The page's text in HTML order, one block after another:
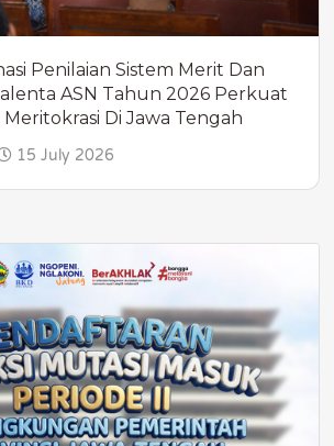
Penilaian Sistem Merit Dan
ASN Tahun 2026 Perkuat
Di Jawa Tengah
15 July 2026